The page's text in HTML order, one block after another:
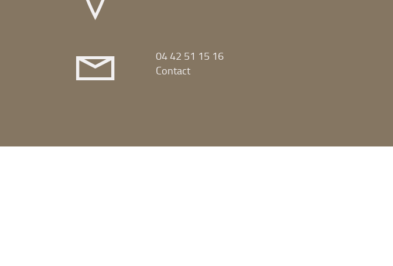
04 42 51 15 16
Contact